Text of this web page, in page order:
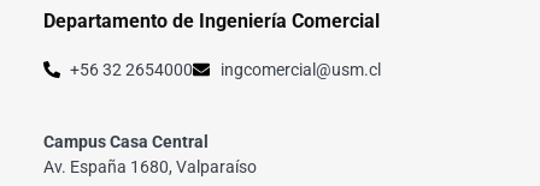
Departamento de Ingeniería Comercial
+56 32 2654000 ingcomercial@usm.cl
Campus Casa Central
Av. España 1680, Valparaíso